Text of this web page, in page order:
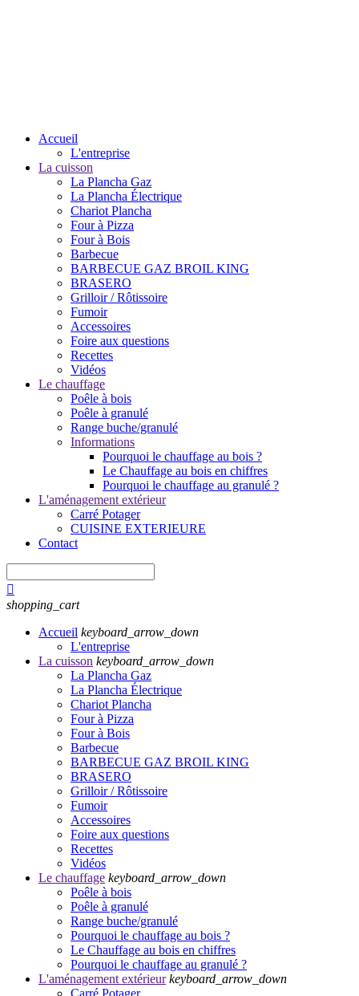
Accueil
L'entreprise
La cuisson
La Plancha Gaz
La Plancha Électrique
Chariot Plancha
Four à Pizza
Four à Bois
Barbecue
BARBECUE GAZ BROIL KING
BRASERO
Grilloir / Rôtissoire
Fumoir
Accessoires
Foire aux questions
Recettes
Vidéos
Le chauffage
Poêle à bois
Poêle à granulé
Range buche/granulé
Informations
Pourquoi le chauffage au bois ?
Le Chauffage au bois en chiffres
Pourquoi le chauffage au granulé ?
L'aménagement extérieur
Carré Potager
CUISINE EXTERIEURE
Contact

shopping_cart
Accueil keyboard_arrow_down
L'entreprise
La cuisson keyboard_arrow_down
La Plancha Gaz
La Plancha Électrique
Chariot Plancha
Four à Pizza
Four à Bois
Barbecue
BARBECUE GAZ BROIL KING
BRASERO
Grilloir / Rôtissoire
Fumoir
Accessoires
Foire aux questions
Recettes
Vidéos
Le chauffage keyboard_arrow_down
Poêle à bois
Poêle à granulé
Range buche/granulé
Pourquoi le chauffage au bois ?
Le Chauffage au bois en chiffres
Pourquoi le chauffage au granulé ?
L'aménagement extérieur keyboard_arrow_down
Carré Potager